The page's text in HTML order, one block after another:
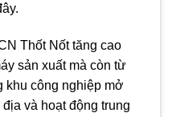
Thốt Nốt tăng cao
sản xuất mà còn từ
khu công nghiệp mở
và hoạt động trung